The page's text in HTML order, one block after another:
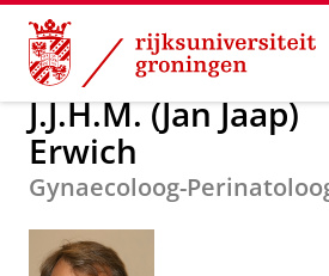
Skip
Content
Skip
Navigation
Over ons J.J.H.M. (Jan
J.J.H.M. (Jan Jaap)
Erwich
Gynaecoloog-